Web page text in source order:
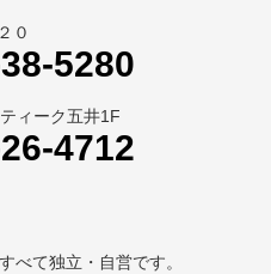
０
5280
ィーク五井1F
4712
べて独立・自営です。